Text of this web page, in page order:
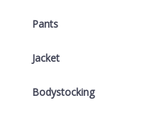
Pants
Jacket
Bodystocking